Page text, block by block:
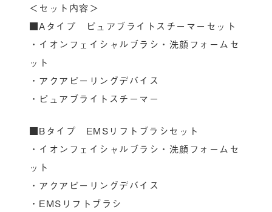
＜セット内容＞
■Aタイプ ピュアブライトスチーマーセット
・イオンフェイシャルブラシ・洗顔フォームセ
ット
・アクアピーリングデバイス
・ピュアブライトスチーマー
■Bタイプ EMSリフトブラシセット
・イオンフェイシャルブラシ・洗顔フォームセ
ット
・アクアピーリングデバイス
・EMSリフトブラシ